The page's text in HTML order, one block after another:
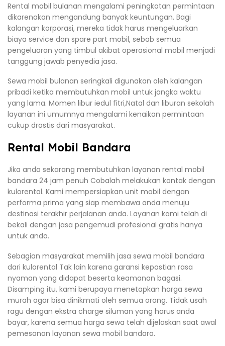
Rental mobil bulanan mengalami peningkatan permintaan
dikarenakan mengandung banyak keuntungan. Bagi
kalangan korporasi, mereka tidak harus mengeluarkan
biaya service dan spare part mobil, sebab semua
pengeluaran yang timbul akibat operasional mobil menjadi
tanggung jawab penyedia jasa.
Sewa mobil bulanan seringkali digunakan oleh kalangan
pribadi ketika membutuhkan mobil untuk jangka waktu
yang lama. Momen libur iedul fitri,Natal dan liburan sekolah
layanan ini umumnya mengalami kenaikan permintaan
cukup drastis dari masyarakat.
Rental Mobil Bandara
Jika anda sekarang membutuhkan layanan rental mobil
bandara 24 jam penuh Cobalah melakukan kontak dengan
kulorental. Kami mempersiapkan unit mobil dengan
performa prima yang siap membawa anda menuju
destinasi terakhir perjalanan anda. Layanan kami telah di
bekali dengan jasa pengemudi profesional gratis hanya
untuk anda.
Sebagian masyarakat memilih jasa sewa mobil bandara
dari kulorental Tak lain karena garansi kepastian rasa
nyaman yang didapat beserta keamanan bagasi.
Disamping itu, kami berupaya menetapkan harga sewa
murah agar bisa dinikmati oleh semua orang. Tidak usah
ragu dengan ekstra charge siluman yang harus anda
bayar, karena semua harga sewa telah dijelaskan saat awal
pemesanan layanan sewa mobil bandara.